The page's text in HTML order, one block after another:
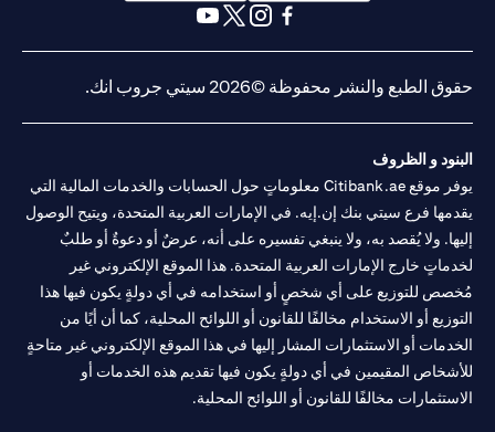
(opens in a new tab)
حقوق الطبع والنشر محفوظة ©2026 سيتي جروب انك.
البنود و الظروف
يوفر موقع Citibank.ae معلوماتٍ حول الحسابات والخدمات المالية التي
يقدمها فرع سيتي بنك إن.إيه. في الإمارات العربية المتحدة، ويتيح الوصول
إليها. ولا يُقصد به، ولا ينبغي تفسيره على أنه، عرضٌ أو دعوةٌ أو طلبٌ
لخدماتٍ خارج الإمارات العربية المتحدة. هذا الموقع الإلكتروني غير
مُخصص للتوزيع على أي شخصٍ أو استخدامه في أي دولةٍ يكون فيها هذا
التوزيع أو الاستخدام مخالفًا للقانون أو اللوائح المحلية، كما أن أيًا من
الخدمات أو الاستثمارات المشار إليها في هذا الموقع الإلكتروني غير متاحةٍ
للأشخاص المقيمين في أي دولةٍ يكون فيها تقديم هذه الخدمات أو
الاستثمارات مخالفًا للقانون أو اللوائح المحلية.